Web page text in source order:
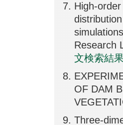
High-
Research
文検索結
OF DAM
Three-